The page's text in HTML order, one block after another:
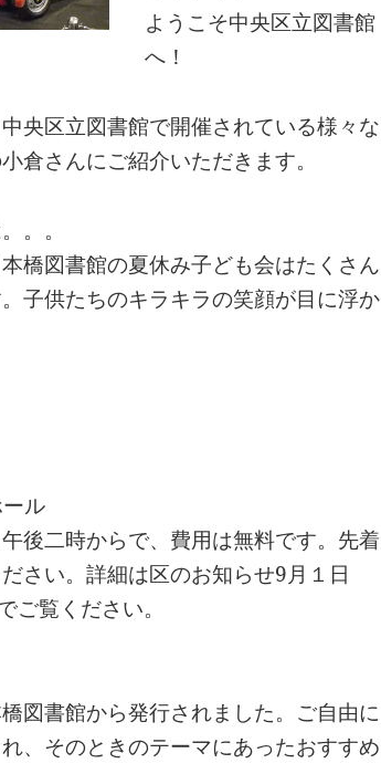
ようこそ中央区立図書館
へ！
央区立図書館で開催されている様々な
倉さんにご紹介いただきます。
。。
橋図書館の夏休み子ども会はたくさん
子供たちのキラキラの笑顔が目に浮か
ル
後二時からで、費用は無料です。先着
さい。詳細は区のお知らせ9月１日
覧ください。
図書館から発行されました。ご自由に
、そのときのテーマにあったおすすめ